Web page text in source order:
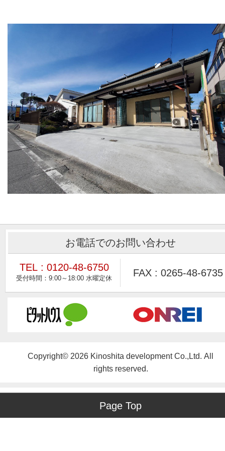
Page Top
お電話でのお問い合わせ
TEL : 0120-48-6750 FAX : 0265-48-6735
Copyright© 2026 Kinoshita development Co.,Ltd. All
rights reserved.